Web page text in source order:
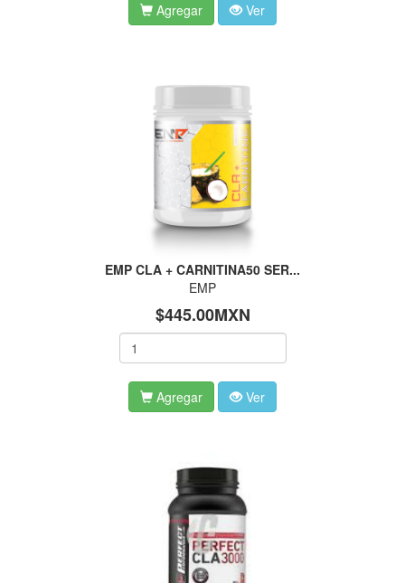
Agregar Ver
EMP CLA + CARNITINA50 SER...
EMP
$445.00MXN
Agregar Ver